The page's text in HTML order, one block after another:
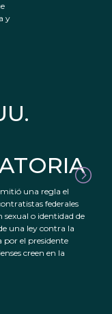
y
una regla el
federales
o identidad de
una ley contra la
el presidente
creen en la